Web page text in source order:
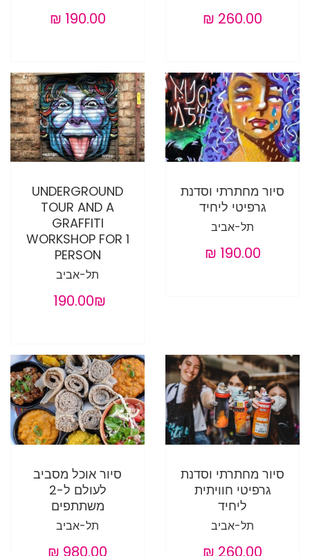
סיור מחתרתי וסדנת
גרפיטי ליחיד
תל-אביב
UNDERGROUND
TOUR AND A
GRAFFITI
WORKSHOP FOR 1
PERSON
תל-אביב
‏190.00 ‏₪
סיור מחתרתי וסדנת
גרפיטי חוויתית
ליחיד
תל-אביב
סיור אוכל מסביב
לעולם ל-2
משתתפים
תל-אביב